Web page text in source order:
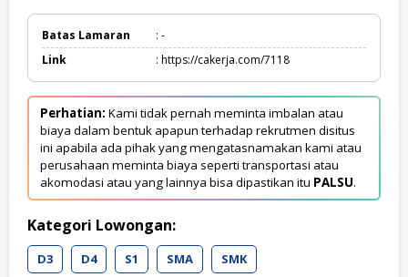
Batas Lamaran
: -
Link
: https://cakerja.com/7118
Perhatian: Kami tidak pernah meminta imbalan atau
biaya dalam bentuk apapun terhadap rekrutmen disitus
ini apabila ada pihak yang mengatasnamakan kami atau
perusahaan meminta biaya seperti transportasi atau
akomodasi atau yang lainnya bisa dipastikan itu PALSU.
Kategori Lowongan:
D3 D4 S1 SMA SMK